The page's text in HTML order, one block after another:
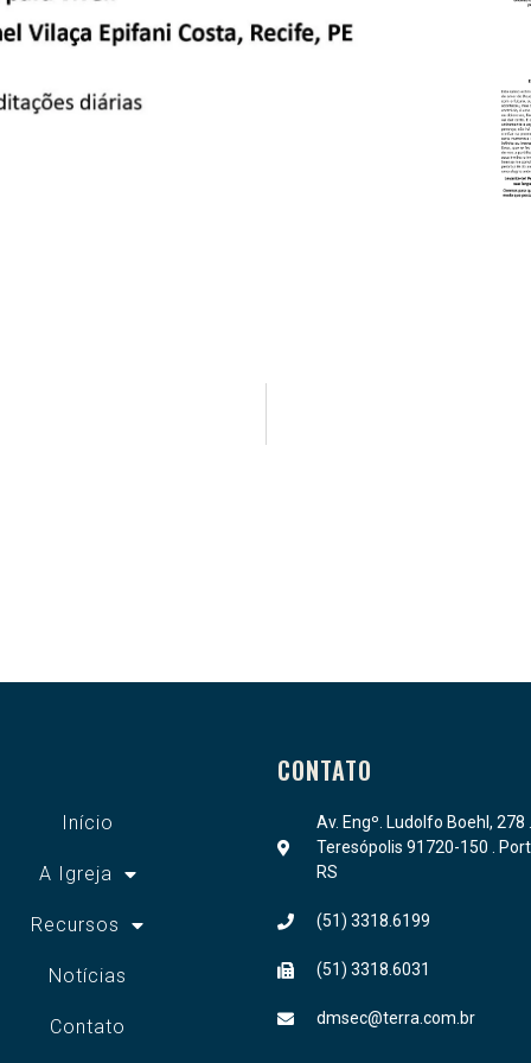
Início
A Igreja
Recursos
Notícias
Contato
CONTATO
Av. Engº. Ludolfo Boehl, 278 .
Teresópolis 91720-150 .
RS
(51) 3318.6199
(51) 3318.6031
dmsec@terra.com.br